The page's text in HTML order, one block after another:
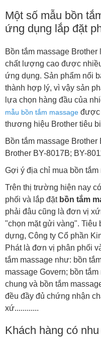
Một số mẫu bồn
ứng dụng lắp đặt
Bồn tắm massage
chất lượng cao được
ứng dụng. Sản phẩm nổi
thành hợp lý, vì vậy sản
lựa chọn hàng đầu của
mẫu bồn tắm massage được
thương hiệu Brother tiêu
Bồn tắm massage
Brother BY-8017B; BY-
Gợi ý địa chỉ mua bồn tắm
Trên thị trường hiện nay
phối và lắp đặt bồn tắm
phải đâu cũng là đơn vị
"chọn mặt gửi vàng". Tiêu
dựng, Công ty Cổ phần
Phát là đơn vị phân phối
tắm massage như: bồn
massage Govern; bồn
chung và bồn tắm
đều đầy đủ chứng nhận
xứ............
Khách hàng có